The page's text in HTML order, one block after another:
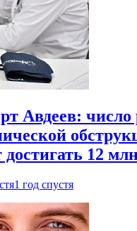
Авдеев: число
12
1 год спустя